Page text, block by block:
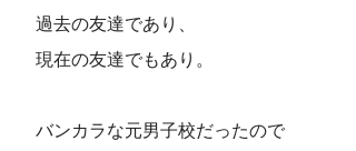
過去の友達であり、
現在の友達でもあり。
バンカラな元男子校だったので